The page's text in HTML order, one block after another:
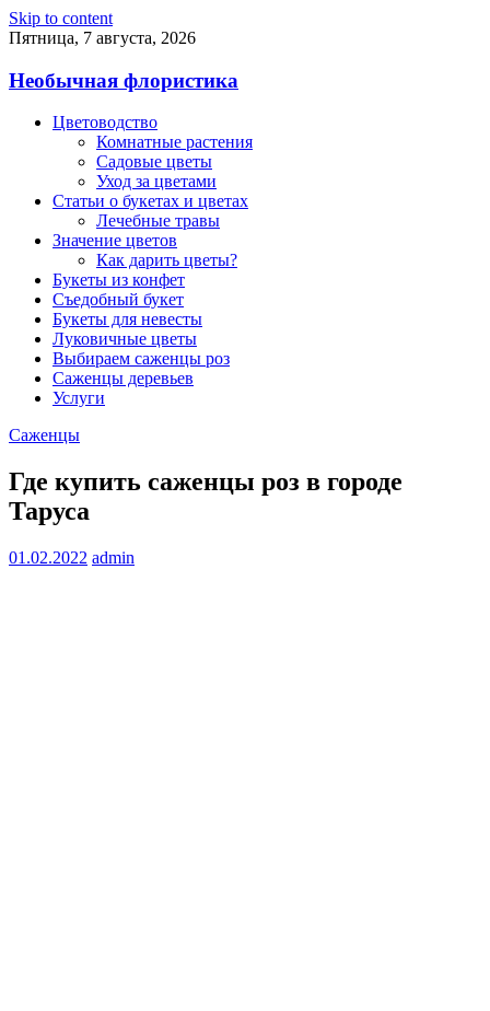
Skip to content
Пятница, 7 августа, 2026
Необычная флористика
Цветоводство
Комнатные растения
Садовые цветы
Уход за цветами
Статьи о букетах и цветах
Лечебные травы
Значение цветов
Как дарить цветы?
Букеты из конфет
Съедобный букет
Букеты для невесты
Луковичные цветы
Выбираем саженцы роз
Саженцы деревьев
Услуги
Саженцы
Где купить саженцы роз в городе
Таруса
01.02.2022 admin